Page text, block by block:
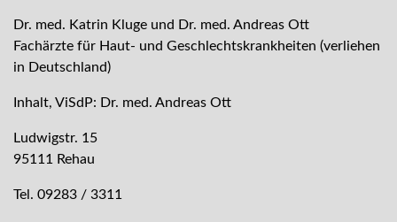
Dr. med. Katrin Kluge und Dr. med. Andreas Ott
Fachärzte für Haut- und Geschlechtskrankheiten (verliehen
in Deutschland)
Inhalt, ViSdP: Dr. med. Andreas Ott
Ludwigstr. 15
95111 Rehau
Tel. 09283 / 3311